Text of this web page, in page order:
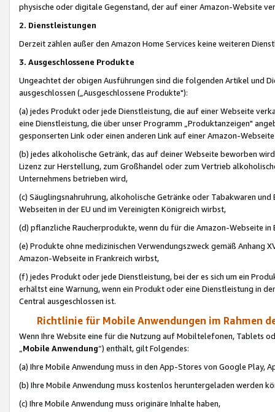
physische oder digitale Gegenstand, der auf einer Amazon-Website
2. Dienstleistungen
Derzeit zählen außer den Amazon Home Services keine weiteren
3. Ausgeschlossene Produkte
Ungeachtet der obigen Ausführungen sind die folgenden Artikel und
ausgeschlossen („Ausgeschlossene Produkte"):
(a) jedes Produkt oder jede Dienstleistung, die auf einer Webseite
eine Dienstleistung, die über unser Programm „Produktanzeigen"
gesponserten Link oder einen anderen Link auf einer Amazon-
(b) jedes alkoholische Getränk, das auf deiner Webseite beworben
Lizenz zur Herstellung, zum Großhandel oder zum Vertrieb
Unternehmens betrieben wird,
(c) Säuglingsnahruhrung, alkoholische Getränke oder Tabakwaren
Webseiten in der EU und im Vereinigten Königreich wirbst,
(d) pflanzliche Raucherprodukte, wenn du für die Amazon-Webseite in
(e) Produkte ohne medizinischen Verwendungszweck gemäß Anhang
Amazon-Webseite in Frankreich wirbst,
(f) jedes Produkt oder jede Dienstleistung, bei der es sich um ein
erhältst eine Warnung, wenn ein Produkt oder eine Dienstleistung in
Central ausgeschlossen ist.
Richtlinie für Mobile Anwendungen im Rahmen
Wenn Ihre Website eine für die Nutzung auf Mobiltelefonen, Tablets
„Mobile Anwendung“) enthält, gilt Folgendes:
(a) Ihre Mobile Anwendung muss in den App-Stores von Google Play,
(b) Ihre Mobile Anwendung muss kostenlos heruntergeladen werden
(c) Ihre Mobile Anwendung muss originäre Inhalte haben,